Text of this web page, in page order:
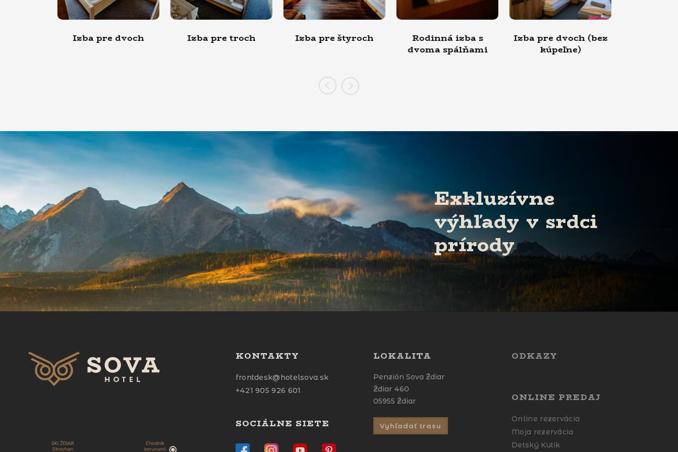
Izba pre troch Izba pre štyroch
Rodinná izba s
Izba pre dvoch (bez
kúpeľne)
Izba pre troch (bez
kúpeľne)
Exkluzívne
výhľady v srdci
prírody
KONTAKTY
frontdesk@hotelsova.sk
+421 905 926 601
SOCIÁLNE SIETE
LOKALITA
Penzión Sova Ždiar
Ždiar 460
05955 Ždiar
Vyhľadať trasu
ODKAZY
ONLINE PREDAJ
Online rezervácia
Moja rezervácia
Detský Kutik